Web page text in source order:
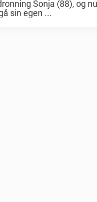
Sonja (88), og
sin egen ...